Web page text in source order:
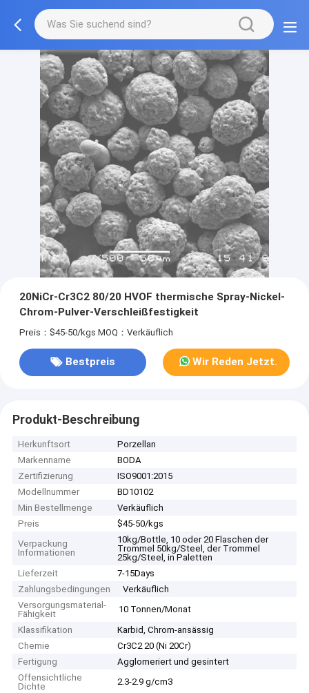
20NiCr-Cr3C2 80/20 HVOF thermische Spray-Nickel-
Chrom-Pulver-Verschleißfestigkeit
Preis：$45-50/kgs MOQ：Verkäuflich
Bestpreis Wir Reden Jetzt.
Produkt-Beschreibung
Herkunftsort
Porzellan
Markenname
BODA
Zertifizierung
ISO9001:2015
Modellnummer
BD10102
Min Bestellmenge
Verkäuflich
Preis
$45-50/kgs
Verpackung
Informationen
10kg/Bottle, 10 oder 20 Flaschen der
Trommel 50kg/Steel, der Trommel
25kg/Steel, in Paletten
Lieferzeit
7-15Days
Zahlungsbedingungen
Verkäuflich
Versorgungsmaterial-
Fähigkeit
10 Tonnen/Monat
Klassifikation
Karbid, Chrom-ansässig
Chemie
Cr3C2 20 (Ni 20Cr)
Fertigung
Agglomeriert und gesintert
Offensichtliche
Dichte
2.3-2.9 g/cm3